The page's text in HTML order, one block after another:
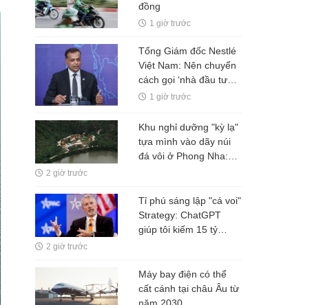
đồng
1 giờ trước
Tổng Giám đốc Nestlé
Việt Nam: Nên chuyển
cách gọi ‘nhà đầu tư
nước ngoài’ thành ‘đối
đầu tư’
1 giờ trước
Khu nghỉ dưỡng "kỳ lạ"
tựa mình vào dãy núi
đá vôi ở Phong Nha:
khách như bước vào
vùng đất cổ xưa
2 giờ trước
Tỉ phú sáng lập "cá voi"
Strategy: ChatGPT
giúp tôi kiếm 15 tỷ
2 giờ trước
Máy bay điện có thể
cất cánh tại châu Âu từ
năm 2030